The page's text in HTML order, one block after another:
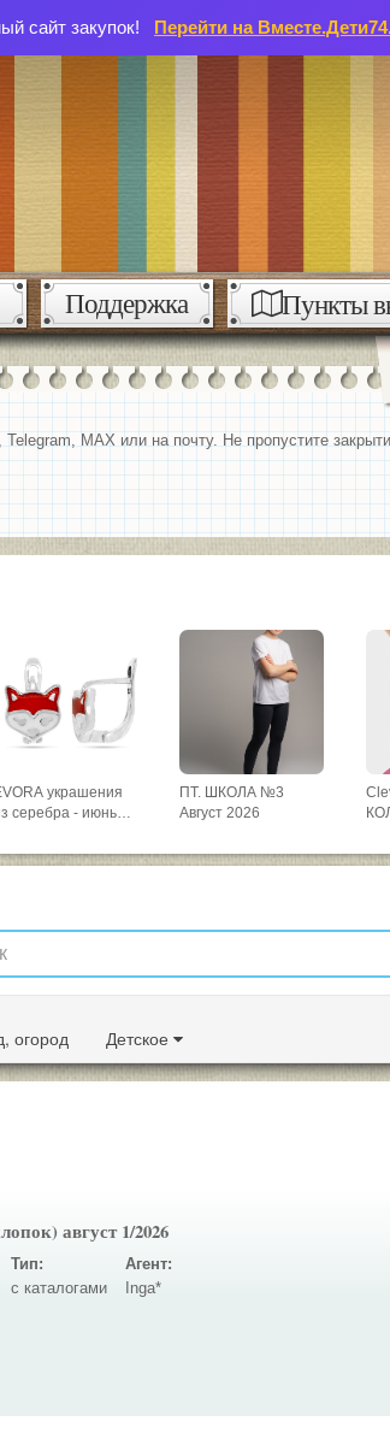
сайт закупок! Перейти на
Поддержка Пункты
MAX или на почту. Не пропустите
украшения
серебра - июнь
ПТ. ШКОЛА №3
Август 2026
огород Детское
август 1/2026
Тип:
с каталогами
Агент:
Inga*